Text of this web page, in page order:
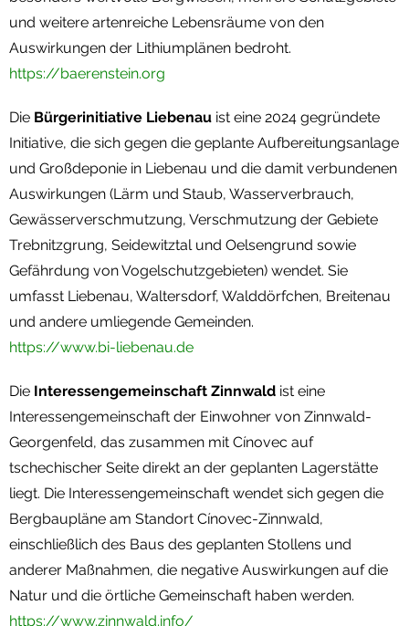
und weitere artenreiche Lebensräume von den
Auswirkungen der Lithiumplänen bedroht.
https://baerenstein.org
Die Bürgerinitiative Liebenau ist eine 2024 gegründete
Initiative, die sich gegen die geplante Aufbereitungsanlage
und Großdeponie in Liebenau und die damit verbundenen
Auswirkungen (Lärm und Staub, Wasserverbrauch,
Gewässerverschmutzung, Verschmutzung der Gebiete
Trebnitzgrung, Seidewitztal und Oelsengrund sowie
Gefährdung von Vogelschutzgebieten) wendet. Sie
umfasst Liebenau, Waltersdorf, Walddörfchen, Breitenau
und andere umliegende Gemeinden.
https://www.bi-liebenau.de
Die Interessengemeinschaft Zinnwald ist eine
Interessengemeinschaft der Einwohner von Zinnwald-
Georgenfeld, das zusammen mit Cínovec auf
tschechischer Seite direkt an der geplanten Lagerstätte
liegt. Die Interessengemeinschaft wendet sich gegen die
Bergbaupläne am Standort Cínovec-Zinnwald,
einschließlich des Baus des geplanten Stollens und
anderer Maßnahmen, die negative Auswirkungen auf die
Natur und die örtliche Gemeinschaft haben werden.
https://www.zinnwald.info/